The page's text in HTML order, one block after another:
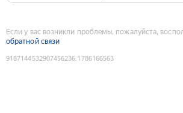
Если у вас возникли проблемы, пожалуйста,
обратной связи
9187144532907456236:1786166563